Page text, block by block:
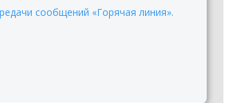
сообщений «Горячая линия».